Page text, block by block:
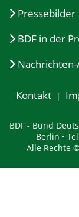
Pressebilder
BDF in der
Kontakt
BDF - Bund
Berlin •
Alle Rechte